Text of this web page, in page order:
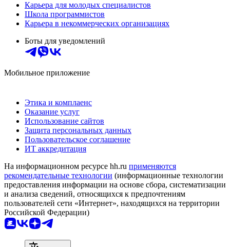
Карьера для молодых специалистов
Школа программистов
Карьера в некоммерческих организациях
Боты для уведомлений
Мобильное приложение
Этика и комплаенс
Оказание услуг
Использование сайтов
Защита персональных данных
Пользовательское соглашение
ИТ аккредитация
На информационном ресурсе hh.ru применяются
рекомендательные технологии (информационные технологии
предоставления информации на основе сбора, систематизации
и анализа сведений, относящихся к предпочтениям
пользователей сети «Интернет», находящихся на территории
Российской Федерации)